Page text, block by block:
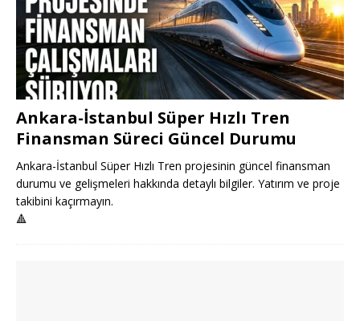
Ankara-İstanbul Süper Hızlı Tren
Finansman Süreci Güncel Durumu
Ankara-İstanbul Süper Hızlı Tren projesinin güncel finansman
durumu ve gelişmeleri hakkında detaylı bilgiler. Yatırım ve proje
takibini kaçırmayın.
🔺